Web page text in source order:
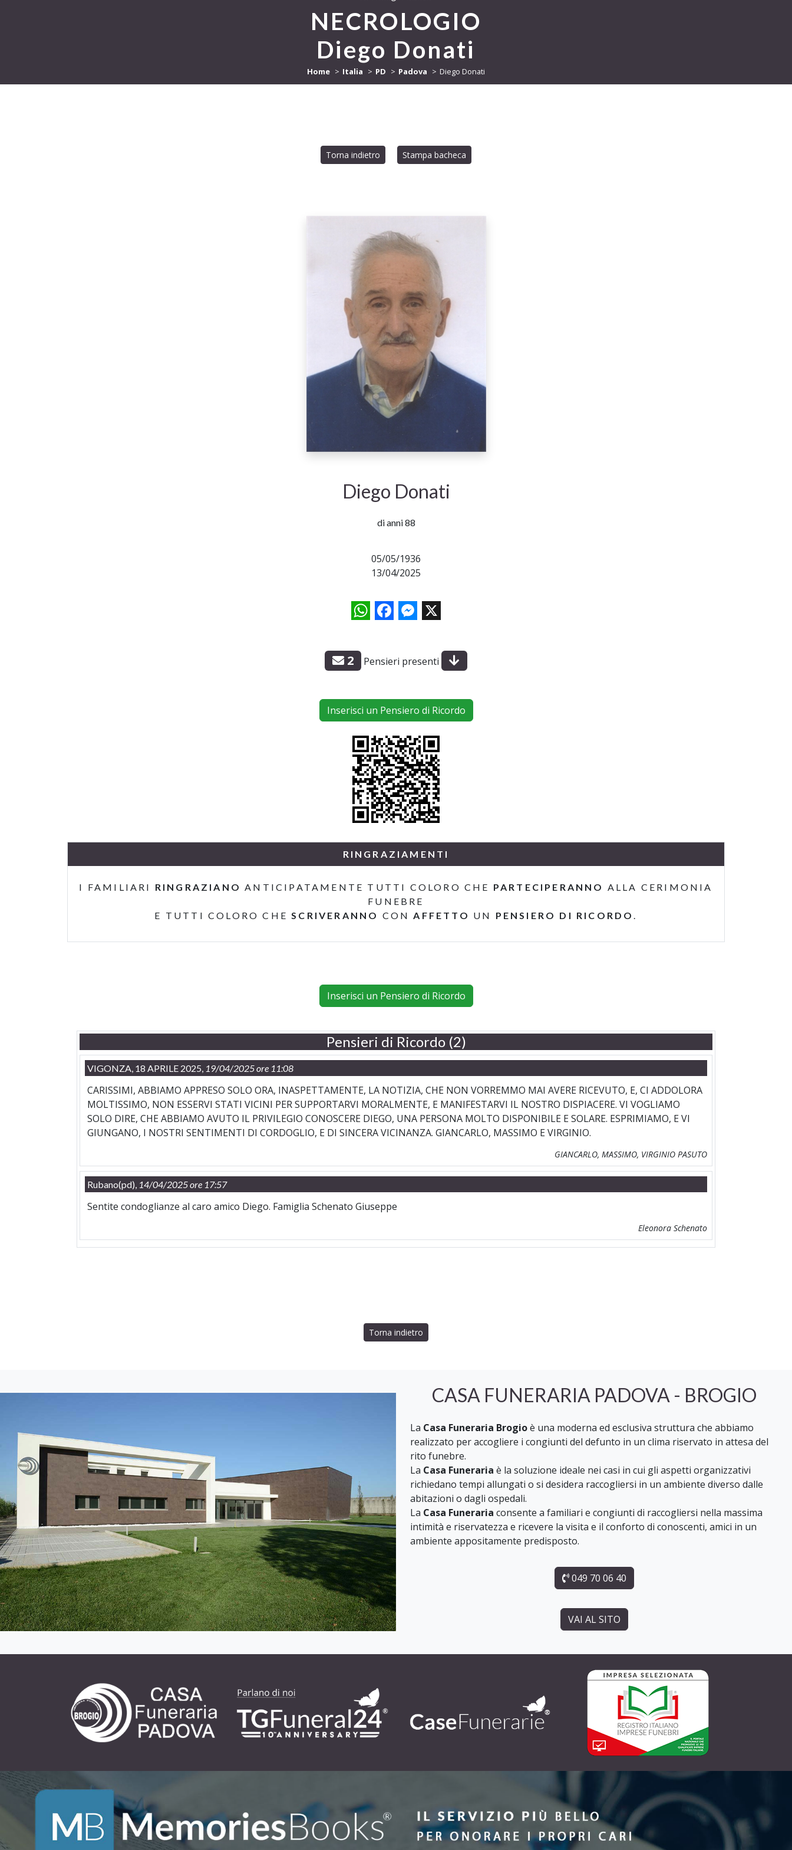
NECROLOGIO
Diego Donati
Home Italia PD Padova Diego Donati
Torna indietro Stampa bacheca
Diego Donati
di anni 88
05/05/1936
13/04/2025
WhatsAppFacebookMessenger
X
2 Pensieri presenti
Inserisci un Pensiero di Ricordo
RINGRAZIAMENTI
I FAMILIARI RINGRAZIANO ANTICIPATAMENTE TUTTI COLORO CHE PARTECIPERANNO ALLA CERIMONIA
FUNEBRE
E TUTTI COLORO CHESCRIVERANNO CONAFFETTO UN PENSIERO DI RICORDO.
Inserisci un Pensiero di Ricordo
Pensieri di Ricordo (2)
VIGONZA, 18 APRILE 2025, 19/04/2025 ore 11:08
CARISSIMI, ABBIAMO APPRESO SOLO ORA, INASPETTAMENTE, LA NOTIZIA, CHE NON VORREMMO MAI AVERE RICEVUTO, E, CI ADDOLORA
MOLTISSIMO, NON ESSERVI STATI VICINI PER SUPPORTARVI MORALMENTE, E MANIFESTARVI IL NOSTRO DISPIACERE. VI VOGLIAMO
SOLO DIRE, CHE ABBIAMO AVUTO IL PRIVILEGIO CONOSCERE DIEGO, UNA PERSONA MOLTO DISPONIBILE E SOLARE. ESPRIMIAMO, E VI
GIUNGANO, I NOSTRI SENTIMENTI DI CORDOGLIO, E DI SINCERA VICINANZA. GIANCARLO, MASSIMO E VIRGINIO.
GIANCARLO, MASSIMO, VIRGINIO PASUTO
Rubano(pd), 14/04/2025 ore 17:57
Sentite condoglianze al caro amico Diego. Famiglia Schenato Giuseppe
Eleonora Schenato
Torna indietro
CASA FUNERARIA PADOVA - BROGIO
La Casa Funeraria Brogioè una moderna ed esclusiva struttura che abbiamo
realizzato per accogliere i congiunti del defunto in un clima riservato in attesa del
rito funebre.
La Casa Funeraria è la soluzione ideale nei casi in cui gli aspetti organizzativi
richiedano tempi allungati o si desidera raccogliersi in un ambiente diverso dalle
abitazioni o dagli ospedali.
La Casa Funeraria consente a familiari e congiunti di raccogliersi nella massima
intimità e riservatezza e ricevere la visita e il conforto di conoscenti, amici in un
ambiente appositamente predisposto.
049 70 06 40
VAI AL SITO